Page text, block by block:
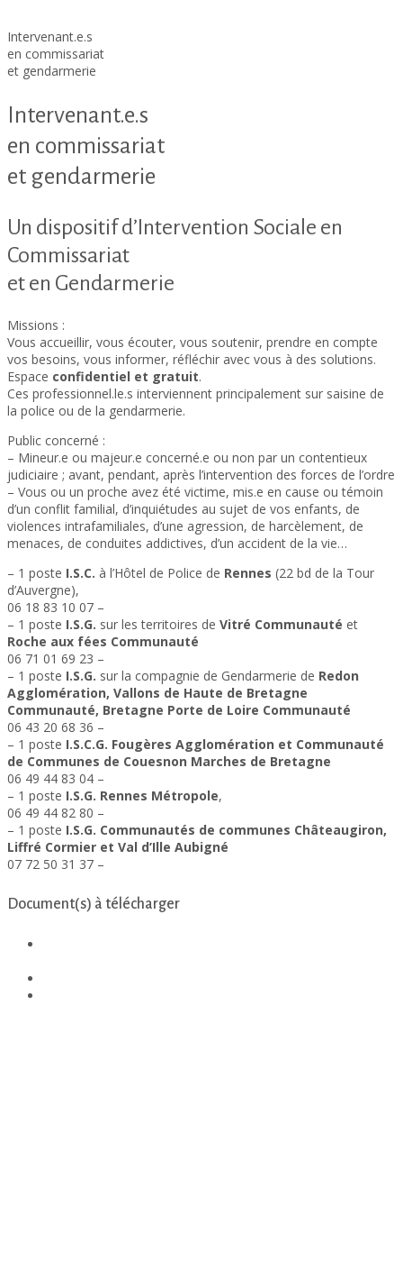
Intervenant.e.s
en commissariat
et gendarmerie
Intervenant.e.s
en commissariat
et gendarmerie
Un dispositif d’Intervention Sociale en
Commissariat
et en Gendarmerie
Missions :
Vous accueillir, vous écouter, vous soutenir, prendre en compte
vos besoins, vous informer, réfléchir avec vous à des solutions.
Espace confidentiel et gratuit.
Ces professionnel.le.s interviennent principalement sur saisine de
la police ou de la gendarmerie.
Public concerné :
– Mineur.e ou majeur.e concerné.e ou non par un contentieux
judiciaire ; avant, pendant, après l’intervention des forces de l’ordre
– Vous ou un proche avez été victime, mis.e en cause ou témoin
d’un conflit familial, d’inquiétudes au sujet de vos enfants, de
violences intrafamiliales, d’une agression, de harcèlement, de
menaces, de conduites addictives, d’un accident de la vie…
– 1 poste I.S.C. à l’Hôtel de Police de Rennes (22 bd de la Tour
d’Auvergne),
06 18 83 10 07 –
– 1 poste I.S.G. sur les territoires de Vitré Communauté et
Roche aux fées Communauté
06 71 01 69 23 –
– 1 poste I.S.G. sur la compagnie de Gendarmerie de Redon
Agglomération, Vallons de Haute de Bretagne
Communauté, Bretagne Porte de Loire Communauté
06 43 20 68 36 –
– 1 poste I.S.C.G. Fougères Agglomération et Communauté
de Communes de Couesnon Marches de Bretagne
06 49 44 83 04 –
– 1 poste I.S.G. Rennes Métropole,
06 49 44 82 80 –
– 1 poste I.S.G. Communautés de communes Châteaugiron,
Liffré Cormier et Val d’Ille Aubigné
07 72 50 31 37 –
Document(s) à télécharger